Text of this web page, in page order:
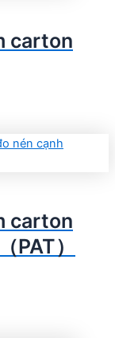
carton
carton
PAT）